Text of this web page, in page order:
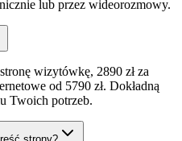
lub przez wideorozmowy.
wizytówkę, 2890 zł za
od 5790 zł. Dokładną
Twoich potrzeb.